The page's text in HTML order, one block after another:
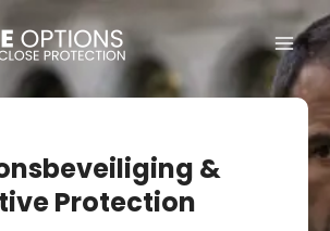
&
Protection